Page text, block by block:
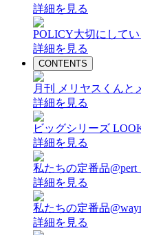
詳細を見る
POLICY大切にして
詳細を見る
CONTENTS
月刊 メリヤスくんと
詳細を見る
ビッグシリーズ
詳細を見る
私たちの定番品
詳細を見る
私たちの定番品
詳細を見る